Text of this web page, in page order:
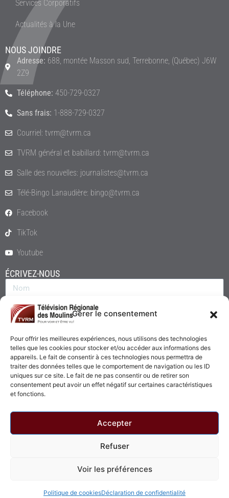
Gérer le consentement
Pour offrir les meilleures expériences, nous utilisons des technologies
telles que les cookies pour stocker et/ou accéder aux informations des
appareils. Le fait de consentir à ces technologies nous permettra de
traiter des données telles que le comportement de navigation ou les ID
uniques sur ce site. Le fait de ne pas consentir ou de retirer son
consentement peut avoir un effet négatif sur certaines caractéristiques
et fonctions.
Accepter
Refuser
Voir les préférences
Politique de cookiesDéclaration de confidentialité
Services Corporatifs
Actualités à la Une
NOUS JOINDRE
Adresse: 688, montée Masson sud, Terrebonne, (Québec) J6W
2Z9
Téléphone: 450-729-0327
Sans frais: 1-888-729-0327
Courriel: tvrm@tvrm.ca
TVRM général et babillard: tvrm@tvrm.ca
Salle des nouvelles: journalistes@tvrm.ca
Télé-Bingo Lanaudière: bingo@tvrm.ca
Facebook
TikTok
Youtube
ÉCRIVEZ-NOUS
© 2026 - Télévision Régionale des Moulins. Tous droits réservés.